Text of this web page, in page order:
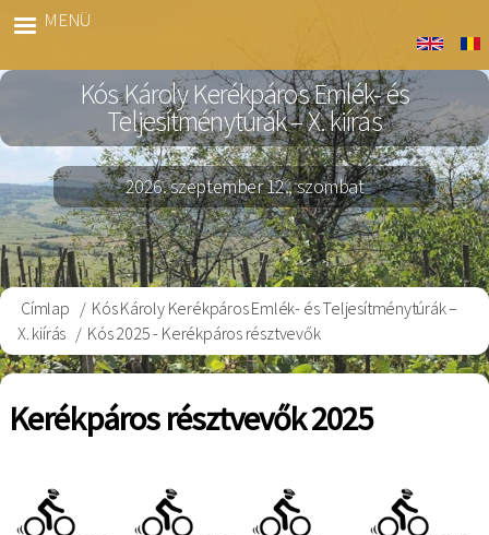
Bringa
MENÜ
Kós Károly Kerékpáros Emlék- és
Teljesítménytúrák – X. kiírás
2026. szeptember 12., szombat
Morzsa
Címlap
Kós Károly Kerékpáros Emlék- és Teljesítménytúrák –
X. kiírás
Kós 2025 - Kerékpáros résztvevők
Kerékpáros résztvevők 2025